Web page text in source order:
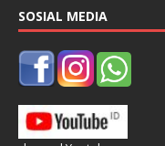
SOSIAL MEDIA